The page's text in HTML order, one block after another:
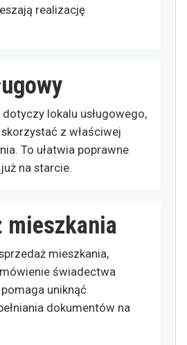
realizację
lokalu usługowego,
z właściwej
To ułatwia poprawne
na starcie.
mieszkania
mieszkania,
świadectwa
uniknąć
dokumentów na